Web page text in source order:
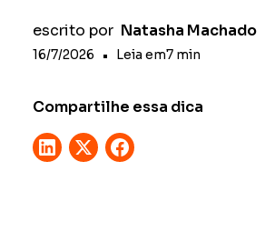
escrito por Natasha Machado
16/7/2026 • Leia em7 min
Compartilhe essa dica